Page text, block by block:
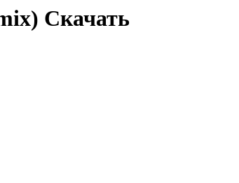
Скачать